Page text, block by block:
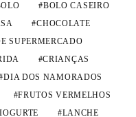
BOLO CASEIRO
CHOCOLATE
SUPERMERCADO
CRIANÇAS
DIA DOS NAMORADOS
FRUTOS VERMELHOS
IOGURTE
LANCHE